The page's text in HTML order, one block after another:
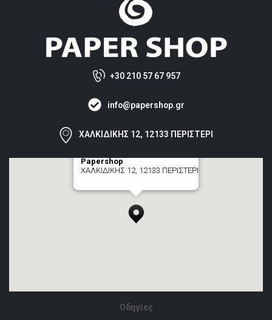
+30 210 57 67 957
info@papershop.gr
ΧΑΛΚΙΔΙΚΗΣ 12, 12133 ΠΕΡΙΣΤΕΡΙ
Papershop
ΧΑΛΚΙΔΙΚΗΣ 12, 12133 ΠΕΡΙΣΤΕΡΙ
Οδηγίες